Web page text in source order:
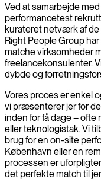
Ved at samarbejde
performancetest
kurateret netværk af
Right People Group
matche virksomheder
freelancekonsulenter.
dybde og
Vores proces er enkel
vi præsenterer jer for
inden for få dage – ofte
eller teknologistak. Vi
brug for en on-site
København eller en
processen er
det perfekte match til